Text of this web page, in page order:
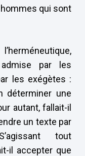
qui sont
par les
les exégètes :
déterminer une
autant, fallait-il
un texte par
tout
il accepter que